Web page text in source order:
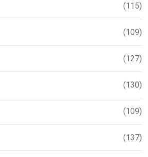
(115)
(109)
(127)
(130)
(109)
(137)